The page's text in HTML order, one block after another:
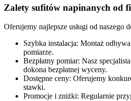
Zalety sufitów napinanych od
Oferujemy najlepsze usługi od naszego
Szybka instalacja: Montaż
pomiarze.
Bezpłatny pomiar: Nasz
dokona bezpłatnej wyceny.
Dostępne ceny: Oferujemy
stawki.
Promocje i zniżki: Regularnie